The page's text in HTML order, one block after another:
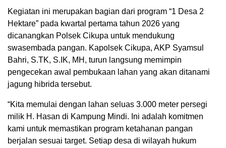
Kegiatan ini merupakan bagian dari program “1 Desa 2
Hektare” pada kwartal pertama tahun 2026 yang
dicanangkan Polsek Cikupa untuk mendukung
swasembada pangan. Kapolsek Cikupa, AKP Syamsul
Bahri, S.TK, S.IK, MH, turun langsung memimpin
pengecekan awal pembukaan lahan yang akan ditanami
jagung hibrida tersebut.
“Kita memulai dengan lahan seluas 3.000 meter persegi
milik H. Hasan di Kampung Mindi. Ini adalah komitmen
kami untuk memastikan program ketahanan pangan
berjalan sesuai target. Setiap desa di wilayah hukum